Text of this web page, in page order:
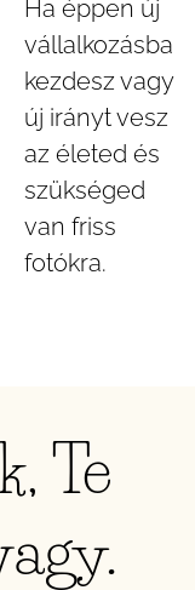
Ha éppen új
vállalkozásba
kezdesz vagy
új irányt vesz
az életed és
szükséged
van friss
fotókra.
Te